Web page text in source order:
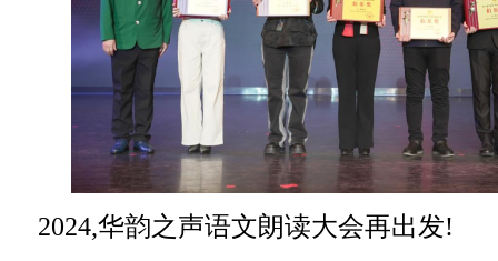
2024,华韵之声语文朗读大会再出发!